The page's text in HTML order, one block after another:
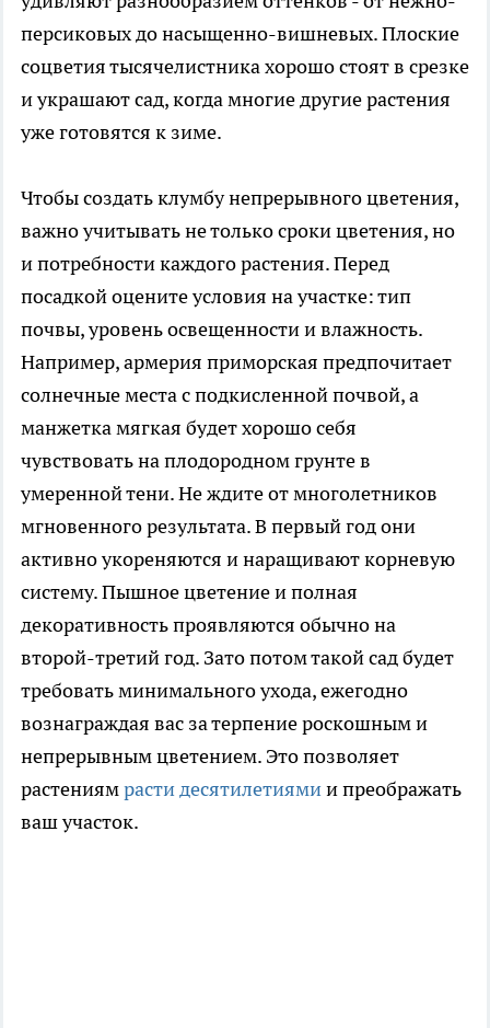
персиковых до насыщенно-вишневых. Плоские
соцветия тысячелистника хорошо стоят в срезке
и украшают сад, когда многие другие растения
уже готовятся к зиме.
Чтобы создать клумбу непрерывного цветения,
важно учитывать не только сроки цветения, но
и потребности каждого растения. Перед
посадкой оцените условия на участке: тип
почвы, уровень освещенности и влажность.
Например, армерия приморская предпочитает
солнечные места с подкисленной почвой, а
манжетка мягкая будет хорошо себя
чувствовать на плодородном грунте в
умеренной тени. Не ждите от многолетников
мгновенного результата. В первый год они
активно укореняются и наращивают корневую
систему. Пышное цветение и полная
декоративность проявляются обычно на
второй-третий год. Зато потом такой сад будет
требовать минимального ухода, ежегодно
вознаграждая вас за терпение роскошным и
непрерывным цветением. Это позволяет
растениямрасти десятилетиямии преображать
ваш участок.